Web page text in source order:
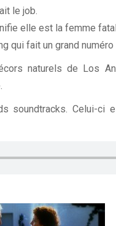
le job.
elle est la femme
qui fait un grand
naturels de Los
soundtracks. Celui-ci